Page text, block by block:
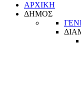
ΑΡΧΙΚΗ
ΔΗΜΟΣ